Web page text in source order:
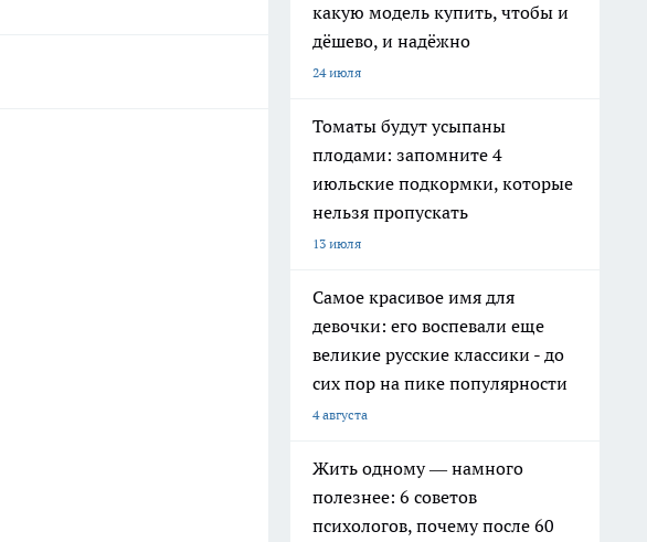
какую модель купить, чтобы и
дёшево, и надёжно
24 июля
Томаты будут усыпаны
плодами: запомните 4
июльские подкормки, которые
нельзя пропускать
13 июля
Самое красивое имя для
девочки: его воспевали еще
великие русские классики - до
сих пор на пике популярности
4 августа
Жить одному — намного
полезнее: 6 советов
психологов, почему после 60